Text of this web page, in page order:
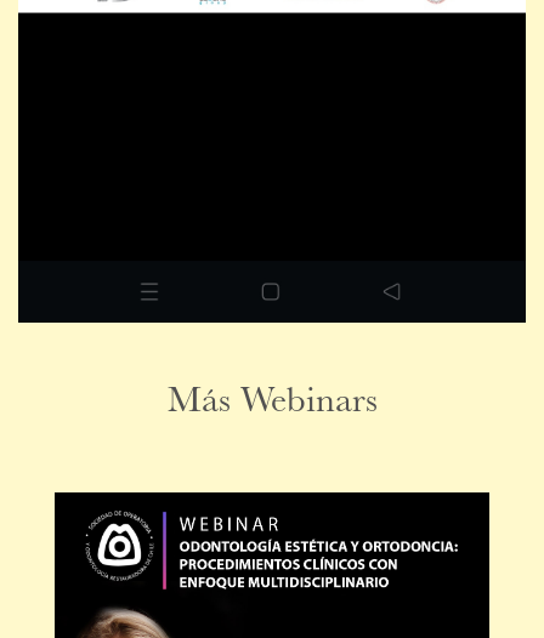
Más Webinars